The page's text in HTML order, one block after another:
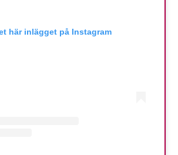
här inlägget på Instagram